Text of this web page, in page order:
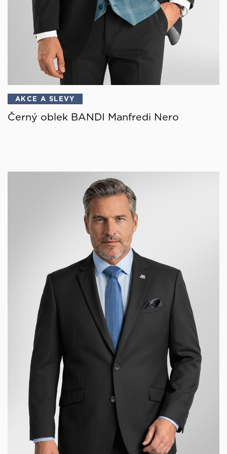
AKCE A SLEVY
Černý oblek BANDI Manfredi Nero